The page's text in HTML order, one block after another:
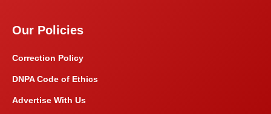
Our Policies
Correction Policy
DNPA Code of Ethics
Advertise With Us